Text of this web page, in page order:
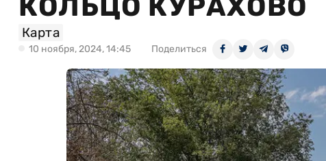
КОЛЬЦО КУРАХОВО
Карта
10 ноября, 2024, 14:45 Поделиться